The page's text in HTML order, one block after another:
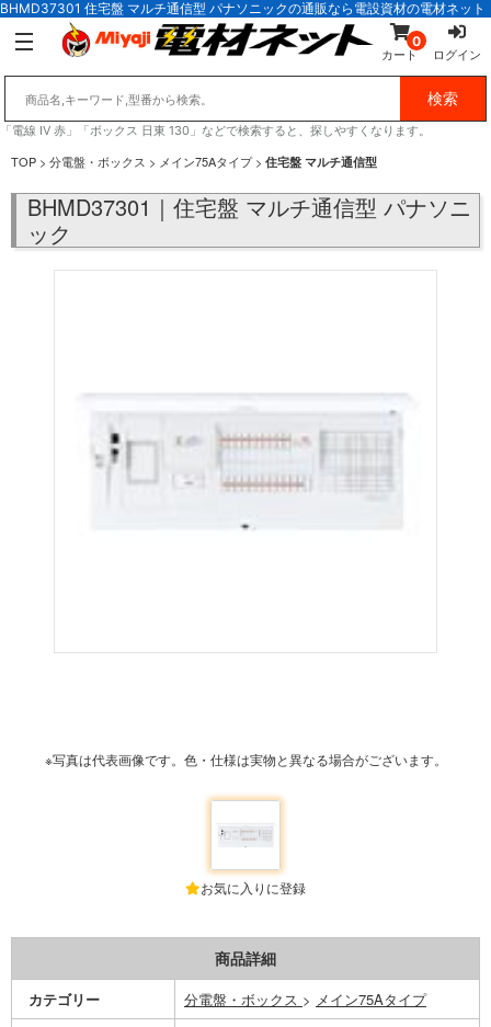
BHMD37301 住宅盤 マルチ通信型 パナソニックの通販なら電設資材の電材ネット
0
カート ログイン
「電線 IV 赤」「ボックス 日東 130」などで検索すると、探しやすくなります。
TOP > 分電盤・ボックス > メイン75Aタイプ> 住宅盤 マルチ通信型
BHMD37301｜住宅盤 マルチ通信型 パナソニ
ック
※写真は代表画像です。色・仕様は実物と異なる場合がございます。
お気に入りに登録
商品詳細
カテゴリー 分電盤・ボックス > メイン75Aタイプ